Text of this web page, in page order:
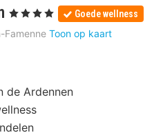
3
nachten
vanaf
, 4 Sterren Goede wellness
Famenne Toon op kaart
de Ardennen